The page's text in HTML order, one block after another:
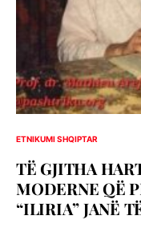
ETNIKUMI SHQIPTAR
TË GJITHA
MODERNE QË
“ILIRIA” JANЁ